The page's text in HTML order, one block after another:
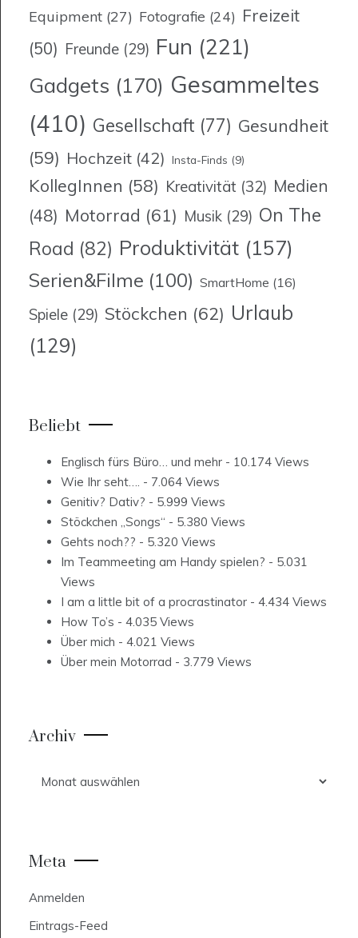
Equipment (27) Fotografie (24) Freizeit
(50) Freunde (29) Fun (221)
Gadgets (170) Gesammeltes
(410) Gesellschaft (77) Gesundheit
(59) Hochzeit (42) Insta-Finds (9)
KollegInnen (58) Kreativität (32) Medien
(48) Motorrad (61) Musik (29) On The
Road (82) Produktivität (157)
Serien&Filme (100) SmartHome (16)
Spiele (29) Stöckchen (62) Urlaub
(129)
Beliebt
Englisch fürs Büro… und mehr - 10.174 Views
Wie Ihr seht…. - 7.064 Views
Genitiv? Dativ? - 5.999 Views
Stöckchen „Songs“ - 5.380 Views
Gehts noch?? - 5.320 Views
Im Teammeeting am Handy spielen? - 5.031
Views
I am a little bit of a procrastinator - 4.434 Views
How To’s - 4.035 Views
Über mich - 4.021 Views
Über mein Motorrad - 3.779 Views
Archiv
Meta
Anmelden
Eintrags-Feed